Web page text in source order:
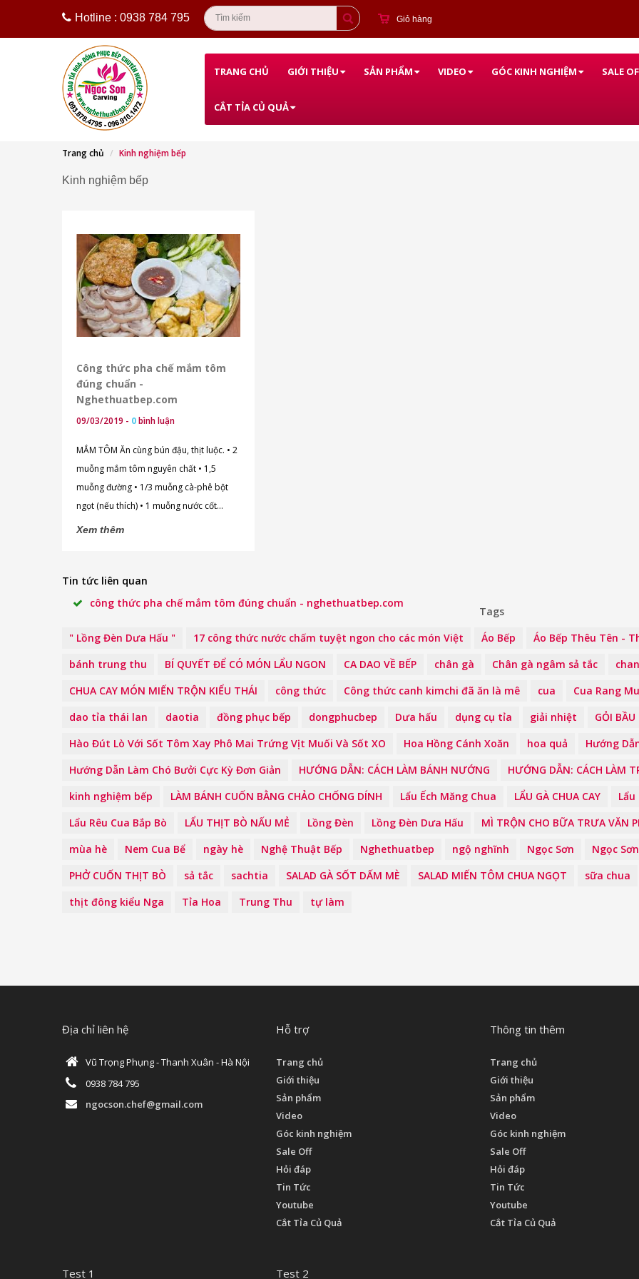
Hotline : 0938 784 795 Giỏ hàng
TRANG CHỦ GIỚI THIỆU SẢN PHẨM VIDEO GÓC KINH NGHIỆM SALE
CẮT TỈA CỦ QUẢ
Trang chủ Kinh nghiệm bếp
Kinh nghiệm bếp
Công thức pha chế mắm tôm
đúng chuẩn -
Nghethuatbep.com
09/03/2019 - 0bình luận
MẮM TÔM Ăn cùng bún đậu, thịt luộc. • 2
muỗng mắm tôm nguyên chất • 1,5
muỗng đường • 1/3 muỗng cà-phê bột
ngọt (nếu thích) • 1 muỗng nước cốt
chanh/tắc • Tỏi, ớt băm CÁCH LÀM •
Xem thêm
Tin tức liên quan
công thức pha chế mắm tôm đúng chuẩn - nghethuatbep.com
Tags
" Lồng Đèn Dưa Hấu "
17 công thức nước chấm tuyệt ngon cho các món Việt Áo Bếp Áo Bếp Thêu Tên -
bánh trung thu
BÍ QUYẾT ĐỂ CÓ MÓN LẨU NGON CA DAO VỀ BẾP chân gà Chân gà ngâm sả tắc
CHUA CAY MÓN MIẾN TRỘN KIỂU THÁI
công thức Công thức canh kimchi đã ăn là mê cua Cua Rang
dao tỉa thái lan
daotia đồng phục bếp dongphucbep Dưa hấu dụng cụ tỉa giải nhiệt
GỎI
Hào Đút Lò Với Sốt Tôm Xay Phô Mai Trứng Vịt Muối Và Sốt XO
Hoa Hồng Cánh Xoăn hoa quả Hướng
Hướng Dẫn Làm Chó Bưởi Cực Kỳ Đơn Giản
HƯỚNG DẪN: CÁCH LÀM BÁNH NƯỚNG HƯỚNG DẪN: CÁCH LÀM
kinh nghiệm bếp
LÀM BÁNH CUỐN BẰNG CHẢO CHỐNG DÍNH Lẩu Ếch Măng Chua LẨU GÀ CHUA CAY
Lẩu Rêu Cua Bắp Bò
LẨU THỊT BÒ NẤU MẺ Lồng Đèn Lồng Đèn Dưa Hấu MÌ TRỘN CHO BỮA TRƯA VĂN
mùa hè
Nem Cua Bể ngày hè Nghệ Thuật Bếp Nghethuatbep ngộ nghĩnh Ngọc Sơn Ngọc
PHỞ CUỐN THỊT BÒ
sả tắc sachtia SALAD GÀ SỐT DẤM MÈ SALAD MIẾN TÔM CHUA NGỌT sữa chua
thịt đông kiểu Nga
Tỉa Hoa Trung Thu tự làm
Địa chỉ liên hệ
Vũ Trọng Phụng - Thanh Xuân - Hà Nội
0938 784 795
ngocson.chef@gmail.com
Hỗ trợ
Trang chủ
Giới thiệu
Sản phẩm
Video
Góc kinh nghiệm
Sale Off
Hỏi đáp
Tin Tức
Youtube
Cắt Tỉa Củ Quả
Thông tin thêm
Trang chủ
Giới thiệu
Sản phẩm
Video
Góc kinh nghiệm
Sale Off
Hỏi đáp
Tin Tức
Youtube
Cắt Tỉa Củ Quả
Test 1 Test 2